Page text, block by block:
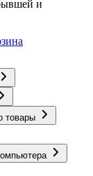
и
товары